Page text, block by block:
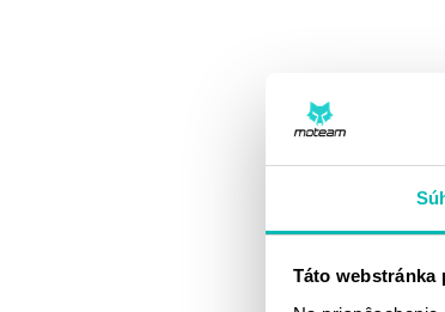
Táto webstránka